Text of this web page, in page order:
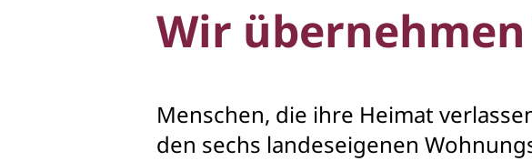
Wir
Menschen, die ihre Heimat
den sechs landeseigenen